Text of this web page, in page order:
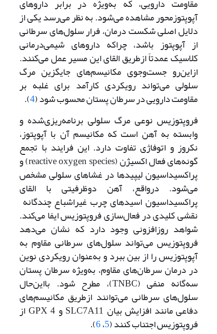
مقاومت دارویی، که به‌ویژه در برابر داروهای
آپوپتوز‌محور مشاهده می‌شود‌. به نظر می‌رسد یکی از
دلایل اصلی شکست درمان، فرار سلول‌های سرطانی
از آپوپتوز باشد، چرا‌که داروهای شیمی‌درمانی
کلاسیک عمدتاً از‌طریق القای این مسیر عمل می‌کنند.
از‌این‌رو جست‌وجوی مکانیسم‌های جایگزین مرگ
سلولی می‌تواند رویکردی کارآمد برای غلبه بر
مقاومت دارویی در سرطان پستان محسوب شود (4
).
فروپتوزیس نوعی مرگ سلولی برنامه‌ریزی‌شده و
وابسته به آهن است که مکانیسم آن با آپوپتوز،
نکروز و اتوفاژی تفاوت دارد. این فرایند با تجمع
گونه‌های فعال اکسیژن (reactive oxygen species) و
پراکسیداسیون لیپیدها در غشاهای سلولی مشخص
می‌شود. در‌واقع، آهن دو‌ظرفیتی با القای
پراکسیداسیون اسیدهای چرب غیراشباع چندگانه
نقشی کلیدی در فعال‌سازی فروپتوزیس ایفا می‌کند.
شواهد روزافزونی وجود دارد که نشان می‌دهد
فروپتوزیس می‌تواند سلول‌های سرطانی مقاوم به
آپوپتوزیس را از بین ببرد و به‌عنوان رویکردی نوین
در درمان سرطان‌های مقاوم، به‌ویژه سرطان پستان
سه‌گانه منفی ‌(TNBC)، مطرح شود. با‌این‌حال
سلول‌های سرطانی می‌توانند از‌طریق مکانیسم‌های
دفاعی مانند افزایش بیان SLC7A11 و 4 GPX از
فروپتوزیس اجتناب کنند (5،6
).